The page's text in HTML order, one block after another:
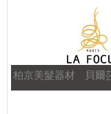
柏京美髮器材